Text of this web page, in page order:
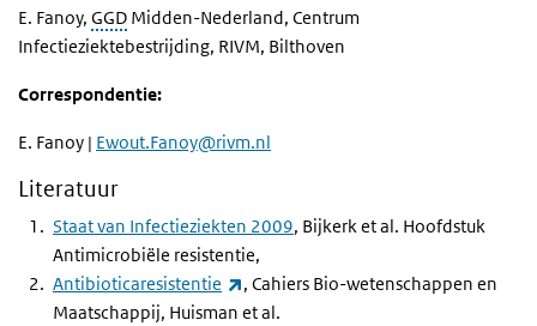
E. Fanoy, GGD Midden-Nederland, Centrum
Infectieziektebestrijding, RIVM, Bilthoven
Correspondentie:
E. Fanoy | Ewout.Fanoy@rivm.nl
Literatuur
Staat van Infectieziekten 2009, Bijkerk et al. Hoofdstuk
Antimicrobiële resistentie,
Antibioticaresistentie
(externe link)
, Cahiers Bio-wetenschappen en
Maatschappij, Huisman et al.